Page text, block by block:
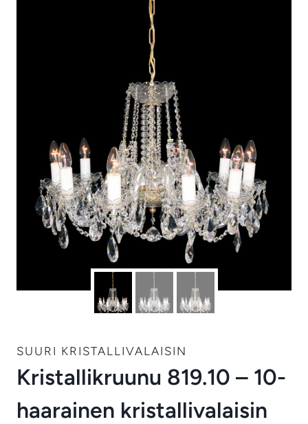
SUURI KRISTALLIVALAISIN
Kristallikruunu 819.10 – 10-
haarainen kristallivalaisin